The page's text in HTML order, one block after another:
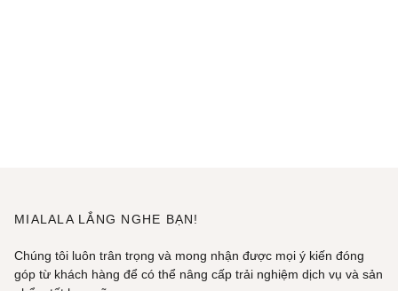
MIALALA LẮNG NGHE BẠN!
Chúng tôi luôn trân trọng và mong nhận được mọi ý kiến đóng
góp từ khách hàng để có thể nâng cấp trải nghiệm dịch vụ và sản